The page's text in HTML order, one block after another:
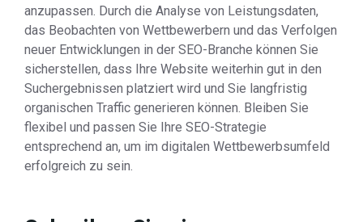
anzupassen. Durch die Analyse von Leistungsdaten,
das Beobachten von Wettbewerbern und das Verfolgen
neuer Entwicklungen in der SEO-Branche können Sie
sicherstellen, dass Ihre Website weiterhin gut in den
Suchergebnissen platziert wird und Sie langfristig
organischen Traffic generieren können. Bleiben Sie
flexibel und passen Sie Ihre SEO-Strategie
entsprechend an, um im digitalen Wettbewerbsumfeld
erfolgreich zu sein.